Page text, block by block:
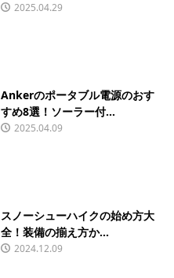
2025.04.29
Ankerのポータブル電源のおす
すめ8選！ソーラー付...
2025.04.09
スノーシューハイクの始め方大
全！装備の揃え方か...
2024.12.09